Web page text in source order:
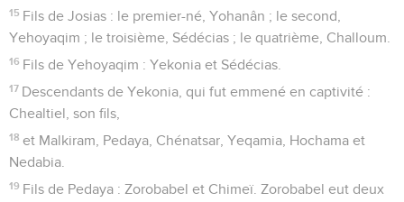
15 Fils de Josias : le premier-né, Yohanân ; le second,
Yehoyaqim ; le troisième, Sédécias ; le quatrième, Challoum.
16 Fils de Yehoyaqim : Yekonia et Sédécias.
17 Descendants de Yekonia, qui fut emmené en captivité :
Chealtiel, son fils,
18 et Malkiram, Pedaya, Chénatsar, Yeqamia, Hochama et
Nedabia.
19 Fils de Pedaya : Zorobabel et Chimeï. Zorobabel eut deux